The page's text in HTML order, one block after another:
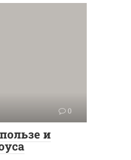
0
и